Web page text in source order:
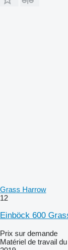
Grass Harrow
12
Einböck 600
Prix sur demande
Matériel de travail